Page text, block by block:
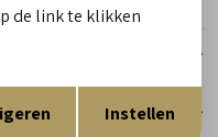
Opslaan
de link te klikken
Instellen